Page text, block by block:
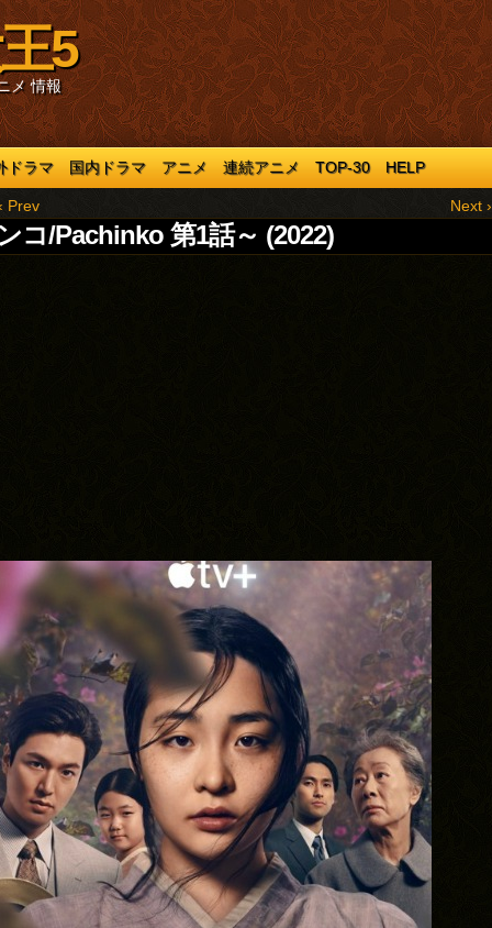
5
メ 情報
ドラマ 国内ドラマ アニメ 連続アニメ TOP-30 HELP
Prev Next ›
コ/Pachinko 第1話～ (2022)